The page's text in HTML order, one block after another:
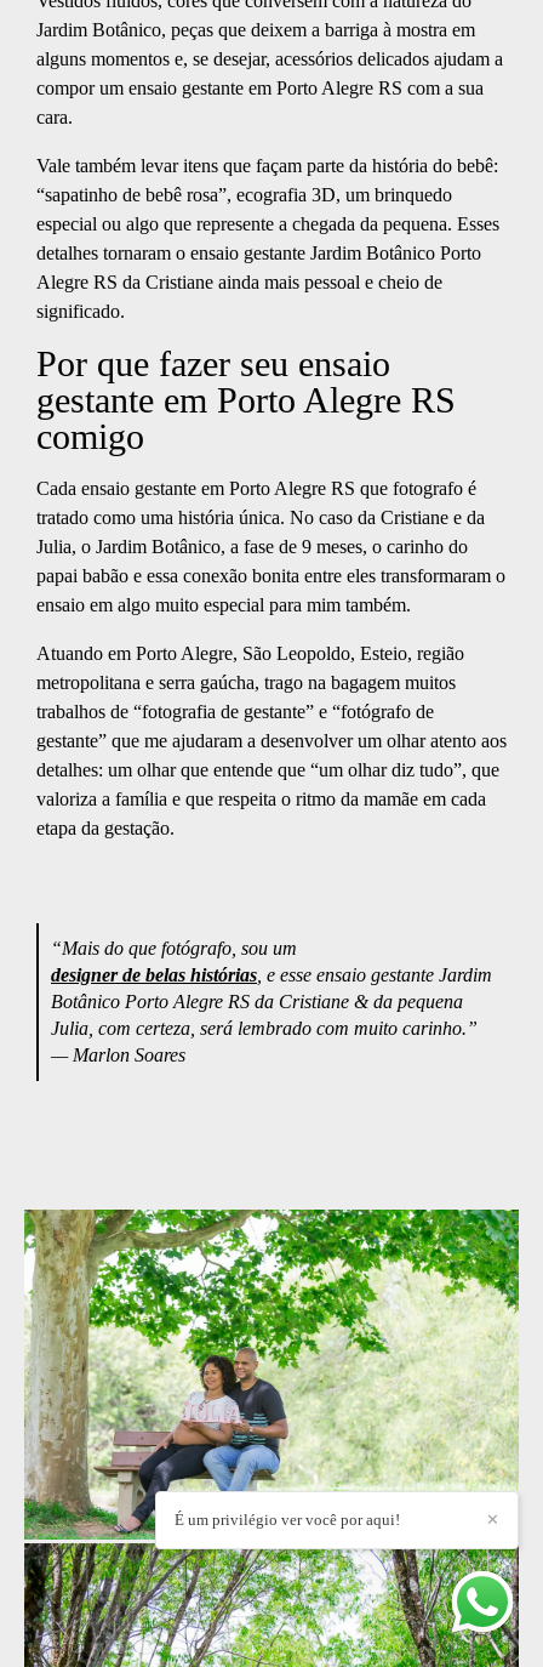
Jardim Botânico, peças que deixem a barriga à mostra em
alguns momentos e, se desejar, acessórios delicados ajudam a
compor um ensaio gestante em Porto Alegre RS com a sua
cara.
Vale também levar itens que façam parte da história do bebê:
“sapatinho de bebê rosa”, ecografia 3D, um brinquedo
especial ou algo que represente a chegada da pequena. Esses
detalhes tornaram o ensaio gestante Jardim Botânico Porto
Alegre RS da Cristiane ainda mais pessoal e cheio de
significado.
Por que fazer seu ensaio
gestante em Porto Alegre RS
comigo
Cada ensaio gestante em Porto Alegre RS que fotografo é
tratado como uma história única. No caso da Cristiane e da
Julia, o Jardim Botânico, a fase de 9 meses, o carinho do
papai babão e essa conexão bonita entre eles transformaram o
ensaio em algo muito especial para mim também.
Atuando em Porto Alegre, São Leopoldo, Esteio, região
metropolitana e serra gaúcha, trago na bagagem muitos
trabalhos de “fotografia de gestante” e “fotógrafo de
gestante” que me ajudaram a desenvolver um olhar atento aos
detalhes: um olhar que entende que “um olhar diz tudo”, que
valoriza a família e que respeita o ritmo da mamãe em cada
etapa da gestação.
“Mais do que fotógrafo, sou um
designer de belas histórias , e esse ensaio gestante Jardim
Botânico Porto Alegre RS da Cristiane & da pequena
Julia, com certeza, será lembrado com muito carinho.”
— Marlon Soares
✕
É um privilégio ver você por aqui!